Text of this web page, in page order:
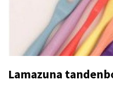
Lamazuna